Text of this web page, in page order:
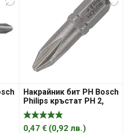
Накрайник бит PH Bosch
Philips кръстат PH 2,
1/4″, 25 мм, Extra Hard
0,47 € (0,92 лв.)